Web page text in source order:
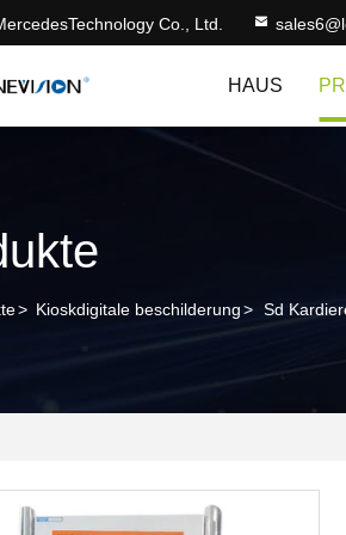
Co., Ltd.
HAUS
> Kioskdigitale beschilderung> Sd